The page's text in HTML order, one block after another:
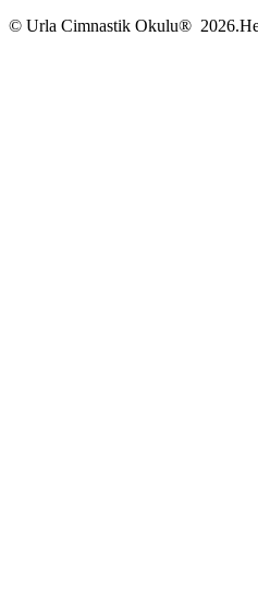
© Urla Cimnastik Okulu® 2026.Her